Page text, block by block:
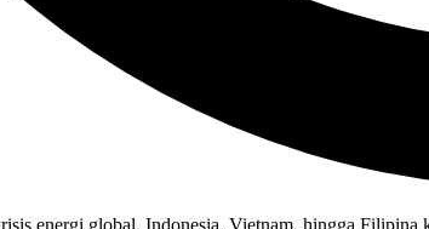
energi global. Indonesia, Vietnam, hingga